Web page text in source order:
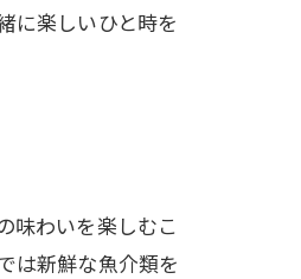
に楽しいひと時を
味わいを楽しむこ
は新鮮な魚介類を